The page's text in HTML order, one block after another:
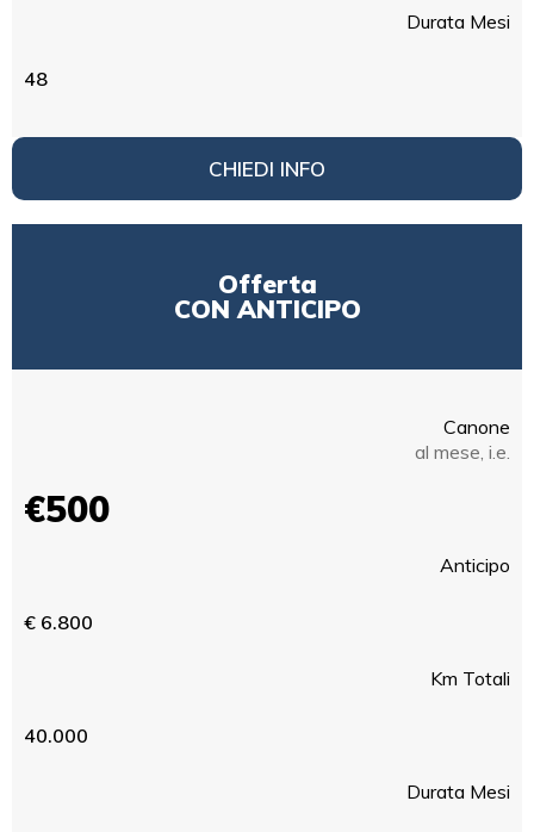
Durata Mesi
48
CHIEDI INFO
Offerta
CON ANTICIPO
Canone
al mese, i.e.
€500
Anticipo
€ 6.800
Km Totali
40.000
Durata Mesi